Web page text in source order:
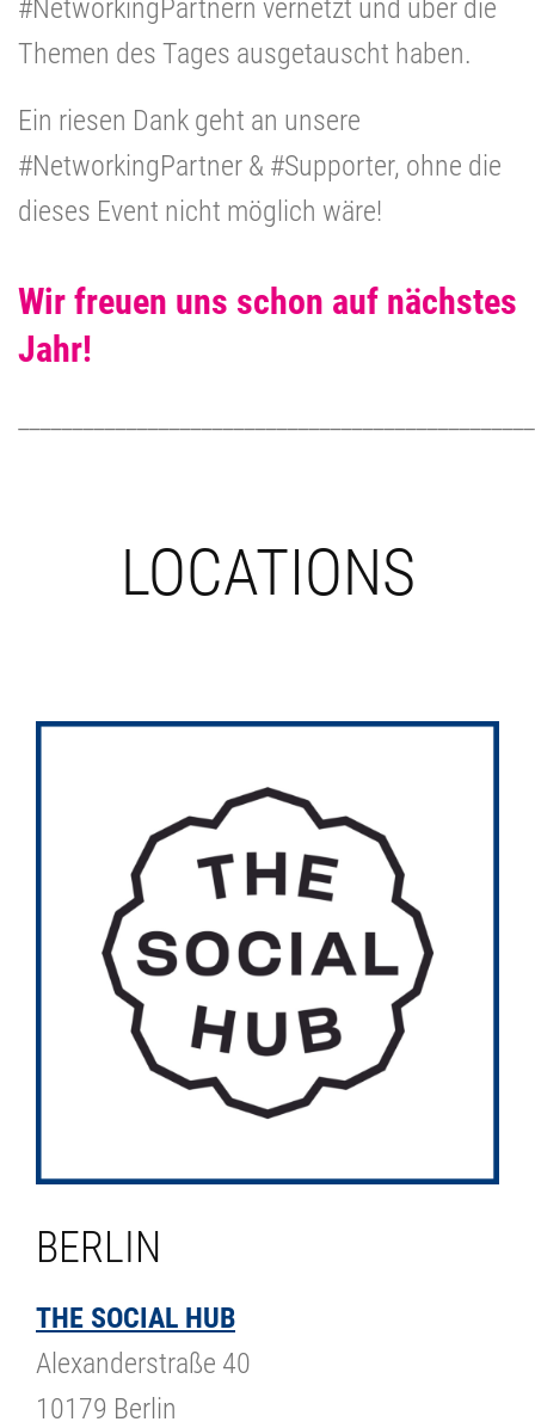
#NetworkingPartnern vernetzt und über die
Themen des Tages ausgetauscht haben.
Ein riesen Dank geht an unsere
#NetworkingPartner & #Supporter, ohne die
dieses Event nicht möglich wäre!
Wir freuen uns schon auf nächstes
Jahr!
LOCATIONS
BERLIN
THE SOCIAL HUB
Alexanderstraße 40
10179 Berlin